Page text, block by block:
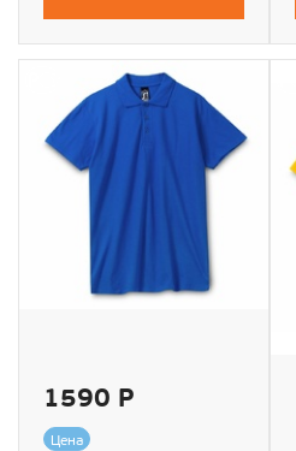
1590 Р
Цена